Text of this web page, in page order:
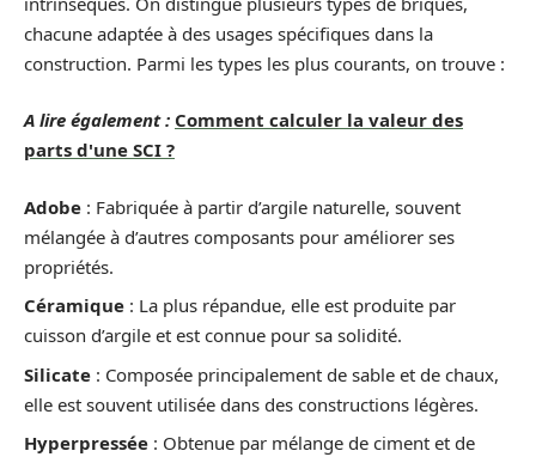
chacune adaptée à des usages spécifiques dans la
construction. Parmi les types les plus courants, on trouve :
A lire également : Comment calculer la valeur des
parts d'une SCI ?
Adobe : Fabriquée à partir d’argile naturelle, souvent
mélangée à d’autres composants pour améliorer ses
propriétés.
Céramique : La plus répandue, elle est produite par
cuisson d’argile et est connue pour sa solidité.
Silicate : Composée principalement de sable et de chaux,
elle est souvent utilisée dans des constructions légères.
Hyperpressée : Obtenue par mélange de ciment et de